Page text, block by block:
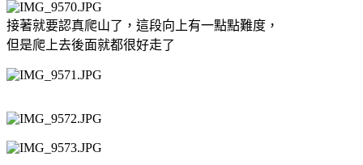
接著就要認真爬山了，這段向上有一點點難度，
但是爬上去後面就都很好走了